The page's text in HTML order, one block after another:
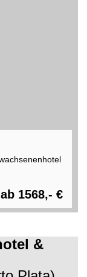
ab 1568,- €
&